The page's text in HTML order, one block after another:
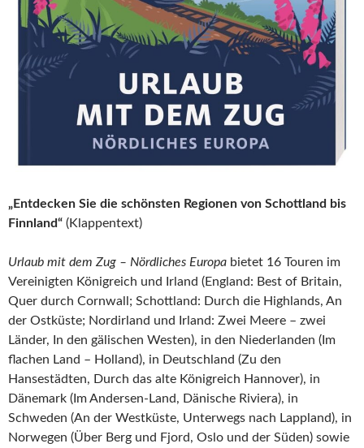
„Entdecken Sie die schönsten Regionen von Schottland bis
Finnland“ (Klappentext)
Urlaub mit dem Zug – Nördliches Europa bietet 16 Touren im
Vereinigten Königreich und Irland (England: Best of Britain,
Quer durch Cornwall; Schottland: Durch die Highlands, An
der Ostküste; Nordirland und Irland: Zwei Meere – zwei
Länder, In den gälischen Westen), in den Niederlanden (Im
flachen Land – Holland), in Deutschland (Zu den
Hansestädten, Durch das alte Königreich Hannover), in
Dänemark (Im Andersen-Land, Dänische Riviera), in
Schweden (An der Westküste, Unterwegs nach Lappland), in
Norwegen (Über Berg und Fjord, Oslo und der Süden) sowie